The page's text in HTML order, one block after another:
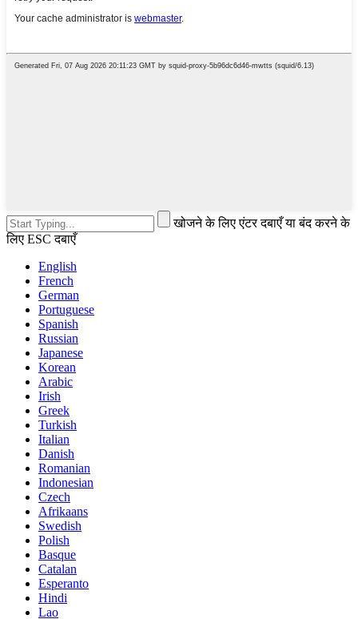
खोजने के लिए एंटर दबाएँ या बंद करने के
लिए ESC दबाएँ
English
French
German
Portuguese
Spanish
Russian
Japanese
Korean
Arabic
Irish
Greek
Turkish
Italian
Danish
Romanian
Indonesian
Czech
Afrikaans
Swedish
Polish
Basque
Catalan
Esperanto
Hindi
Lao